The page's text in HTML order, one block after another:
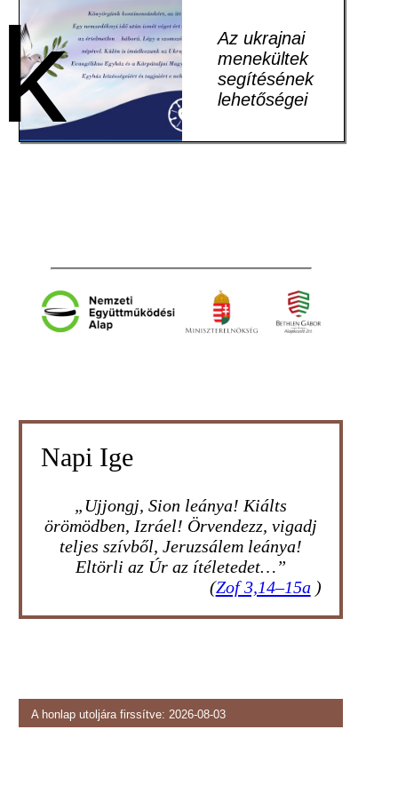
Az ukrajnai
menekültek
segítésének
lehetőségei
Napi Ige
„Ujjongj, Sion leánya! Kiálts
örömödben, Izráel! Örvendezz, vigadj
teljes szívből, Jeruzsálem leánya!
Eltörli az Úr az ítéletedet…”
(Zof 3,14–15a)
A honlap utoljára firssítve: 2026-08-03